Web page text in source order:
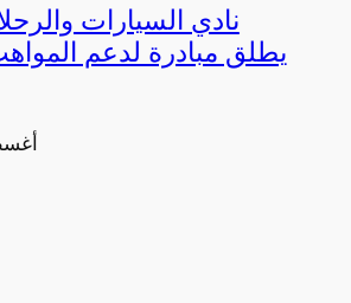
نادي السيارات
يطلق مبادرة لدعم
13